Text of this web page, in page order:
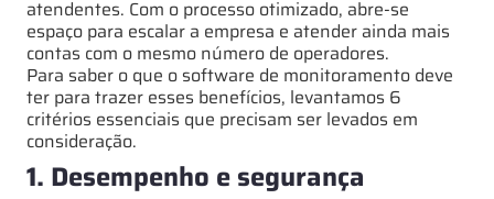
atendentes. Com o processo otimizado, abre-se
espaço para escalar a empresa e atender ainda mais
contas com o mesmo número de operadores.
Para saber o que o software de monitoramento deve
ter para trazer esses benefícios, levantamos 6
critérios essenciais que precisam ser levados em
consideração.
1. Desempenho e segurança